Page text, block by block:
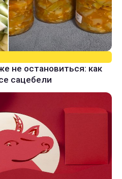
не остановиться: как
сацебели